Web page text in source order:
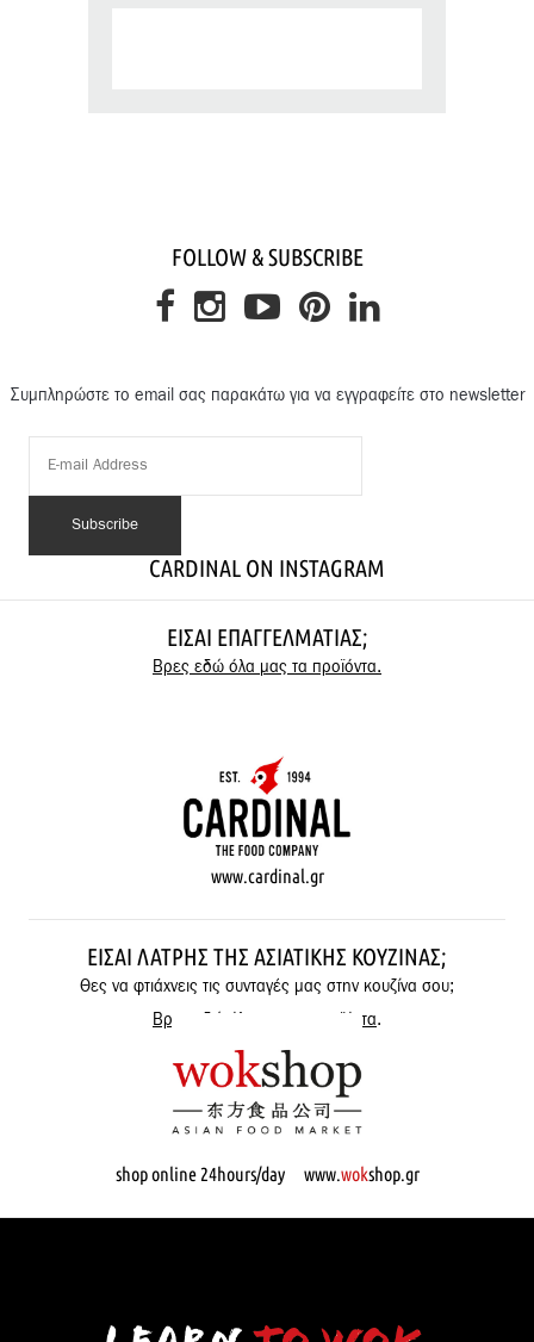
FOLLOW & SUBSCRIBE
Συμπληρώστε το email σας παρακάτω για να εγγραφείτε στο newsletter
CARDINAL ON INSTAGRAM
ΕΊΣΑΙ ΕΠΑΓΓΕΛΜΑΤΊΑΣ;
Βρες εδώ όλα μας τα προϊόντα.
www.cardinal.gr
ΕΊΣΑΙ ΛΆΤΡΗΣ ΤΗΣ ΑΣΙΑΤΙΚΉΣ ΚΟΥΖΊΝΑΣ;
Θες να φτιάχνεις τις συνταγές μας στην κουζίνα σου;
Βρες εδώ όλα μας τα προϊόντα.
shop online 24hours/day www.wokshop.gr